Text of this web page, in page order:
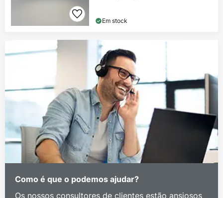
Em stock
Como é que o podemos ajudar?
Os nossos consultores de clientes estão ansiosos